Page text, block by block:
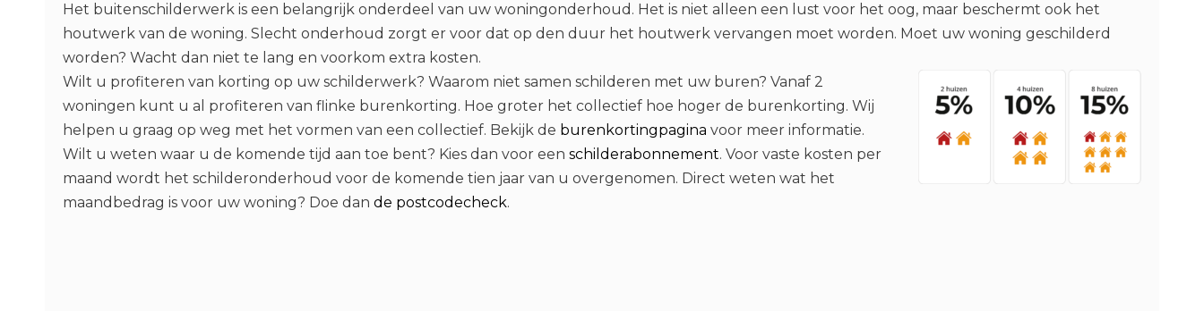
Het buitenschilderwerk is een belangrijk onderdeel van uw woningonderhoud. Het is niet alleen een lust voor het oog, maar beschermt ook het
houtwerk van de woning. Slecht onderhoud zorgt er voor dat op den duur het houtwerk vervangen moet worden. Moet uw woning geschilderd
worden? Wacht dan niet te lang en voorkom extra kosten.
Wilt u profiteren van korting op uw schilderwerk? Waarom niet samen schilderen met uw buren? Vanaf 2
woningen kunt u al profiteren van flinke burenkorting. Hoe groter het collectief hoe hoger de burenkorting. Wij
helpen u graag op weg met het vormen van een collectief. Bekijk de burenkortingpagina voor meer informatie.
Wilt u weten waar u de komende tijd aan toe bent? Kies dan voor een schilderabonnement. Voor vaste kosten per
maand wordt het schilderonderhoud voor de komende tien jaar van u overgenomen. Direct weten wat het
maandbedrag is voor uw woning? Doe dan de postcodecheck.